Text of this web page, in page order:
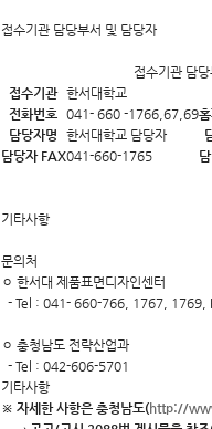
접수기관 담당부서 및 담당자
접수기관 담
접수기관 한서대학교
전화번호 041- 660 -1766,67,69
담당자명
한서대학교 담당자
담당자 FAX041-660-1765
기타사항
문의처
ㅇ 한서대 제품표면디자인센터
- Tel : 041- 660-766, 1767,
ㅇ 충청남도 전략산업과
- Tel : 042-606-5701
기타사항
※ 자세한 사항은 충청남도(http://